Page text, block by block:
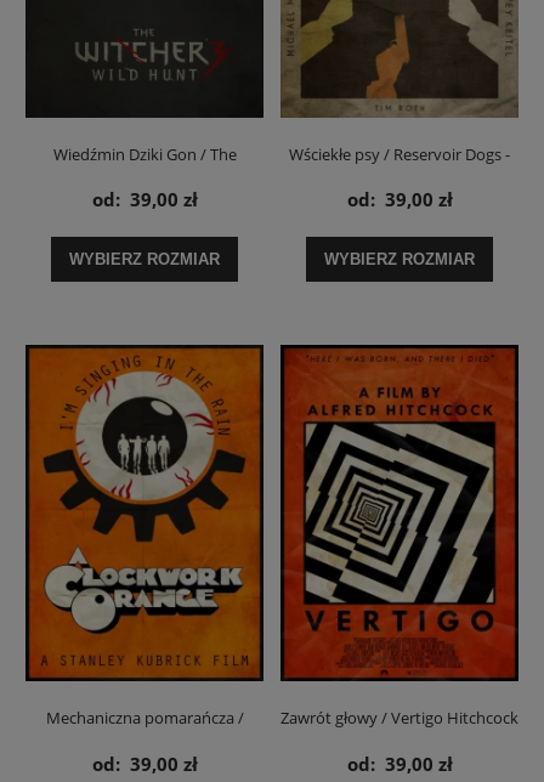
Wiedźmin Dziki Gon / The
Witcher: Wild Hunt - plakat
od: 39,00 zł
WYBIERZ ROZMIAR
Wściekłe psy / Reservoir Dogs -
plakat
od: 39,00 zł
WYBIERZ ROZMIAR
Mechaniczna pomarańcza /
Clockwork Orange - plakat
od: 39,00 zł
Zawrót głowy / Vertigo Hitchcock
- plakat
od: 39,00 zł